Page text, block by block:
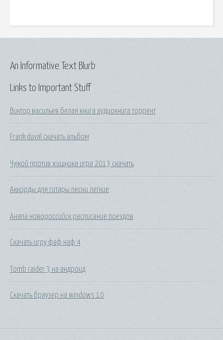
Links to Important Stuff
Виктор васильев белая книга аудиокнига торрент
Frank duval скачать альбом
Чужой против хищника игра 2013 скачать
Аккорды для гитары песни легкие
Анапа новороссийск расписание поездов
Скачать игру фаф наф 4
Tomb raider 3 на андроид
Скачать браузер на windows 10
An Informative Text Blurb